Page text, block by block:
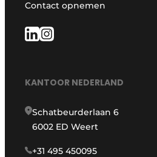
Contact opnemen
KANTOOR NEDERLAND
Schatbeurderlaan 6
6002 ED Weert
+31 495 450095